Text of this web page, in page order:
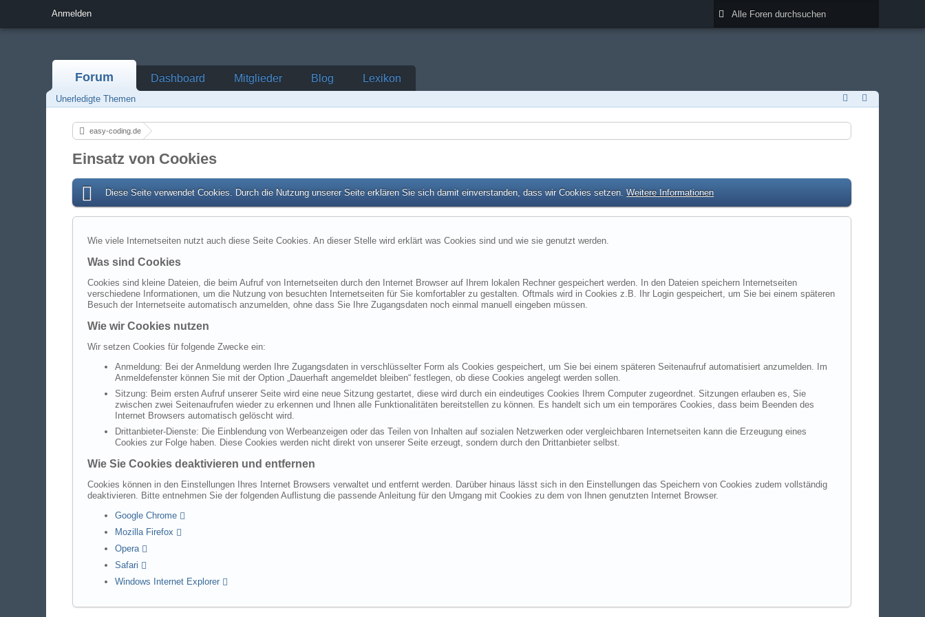
Anmelden
Forum Dashboard Mitglieder Blog Lexikon
Unerledigte Themen
easy-coding.de
Einsatz von Cookies
Diese Seite verwendet Cookies. Durch die Nutzung unserer Seite erklären Sie sich damit einverstanden, dass wir Cookies setzen.Weitere Informationen
Wie viele Internetseiten nutzt auch diese Seite Cookies. An dieser Stelle wird erklärt was Cookies sind und wie sie genutzt werden.
Was sind Cookies
Cookies sind kleine Dateien, die beim Aufruf von Internetseiten durch den Internet Browser auf Ihrem lokalen Rechner gespeichert werden. In den Dateien speichern Internetseiten
verschiedene Informationen, um die Nutzung von besuchten Internetseiten für Sie komfortabler zu gestalten. Oftmals wird in Cookies z.B. Ihr Login gespeichert, um Sie bei einem späteren
Besuch der Internetseite automatisch anzumelden, ohne dass Sie Ihre Zugangsdaten noch einmal manuell eingeben müssen.
Wie wir Cookies nutzen
Wir setzen Cookies für folgende Zwecke ein:
Anmeldung: Bei der Anmeldung werden Ihre Zugangsdaten in verschlüsselter Form als Cookies gespeichert, um Sie bei einem späteren Seitenaufruf automatisiert anzumelden. Im
Anmeldefenster können Sie mit der Option „Dauerhaft angemeldet bleiben“ festlegen, ob diese Cookies angelegt werden sollen.
Sitzung: Beim ersten Aufruf unserer Seite wird eine neue Sitzung gestartet, diese wird durch ein eindeutiges Cookies Ihrem Computer zugeordnet. Sitzungen erlauben es, Sie
zwischen zwei Seitenaufrufen wieder zu erkennen und Ihnen alle Funktionalitäten bereitstellen zu können. Es handelt sich um ein temporäres Cookies, dass beim Beenden des
Internet Browsers automatisch gelöscht wird.
Drittanbieter-Dienste: Die Einblendung von Werbeanzeigen oder das Teilen von Inhalten auf sozialen Netzwerken oder vergleichbaren Internetseiten kann die Erzeugung eines
Cookies zur Folge haben. Diese Cookies werden nicht direkt von unserer Seite erzeugt, sondern durch den Drittanbieter selbst.
Wie Sie Cookies deaktivieren und entfernen
Cookies können in den Einstellungen Ihres Internet Browsers verwaltet und entfernt werden. Darüber hinaus lässt sich in den Einstellungen das Speichern von Cookies zudem vollständig
deaktivieren. Bitte entnehmen Sie der folgenden Auflistung die passende Anleitung für den Umgang mit Cookies zu dem von Ihnen genutzten Internet Browser.
Google Chrome
Mozilla Firefox
Opera
Safari
Windows Internet Explorer